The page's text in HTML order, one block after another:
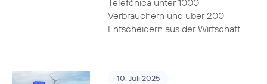
Telefónica unter 1000
Verbrauchern und über 200
Entscheidern aus der Wirtschaft.
10. Juli 2025